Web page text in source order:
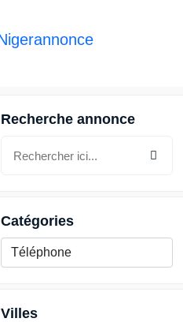
Recherche annonce
Catégories
Villes